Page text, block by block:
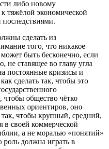
либо новому
тяжёлой экономической
последствиями.
сделать из
того, что никакое
быть бесконечно, если
не ставящее во главу угла
постоянные кризисы и
сделать так, чтобы это
чтобы общество чётко
ориентиров, оно
чтобы крупный, средний,
в своей коммерческой
а не моралью «понятий»
должна играть в